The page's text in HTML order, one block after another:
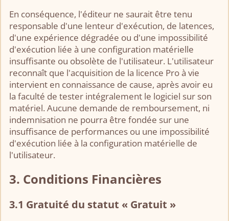
En conséquence, l'éditeur ne saurait être tenu
responsable d'une lenteur d'exécution, de latences,
d'une expérience dégradée ou d'une impossibilité
d'exécution liée à une configuration matérielle
insuffisante ou obsolète de l'utilisateur. L'utilisateur
reconnaît que l'acquisition de la licence Pro à vie
intervient en connaissance de cause, après avoir eu
la faculté de tester intégralement le logiciel sur son
matériel. Aucune demande de remboursement, ni
indemnisation ne pourra être fondée sur une
insuffisance de performances ou une impossibilité
d'exécution liée à la configuration matérielle de
l'utilisateur.
3. Conditions Financières
3.1 Gratuité du statut « Gratuit »